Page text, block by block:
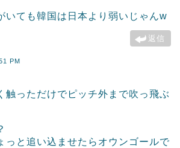
いても韓国は日本より弱いじゃんw
返信
PM
触っただけでピッチ外まで吹っ飛ぶ
っと追い込ませたらオウンゴールで